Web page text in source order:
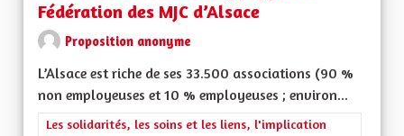
Fédération des MJC d’Alsace
Proposition anonyme
L’Alsace est riche de ses 33.500 associations (90 %
non employeuses et 10 % employeuses ; environ...
Filtrer les résultats de la catégorie : Les solidarités, les soins
Les solidarités, les soins et les liens, l'implication